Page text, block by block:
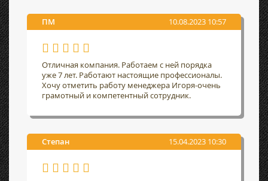
ПМ 10.08.2023 10:57
Отличная компания. Работаем с ней порядка
уже 7 лет. Работают настоящие профессионалы.
Хочу отметить работу менеджера Игоря-очень
грамотный и компетентный сотрудник.
Степан 15.04.2023 10:30